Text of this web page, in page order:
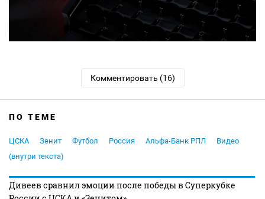
Комментировать (16)
ПО ТЕМЕ
ЦСКА Зенит Футбол Россия Альфа-Банк РПЛ
Видео
(внутри текста)
Дивеев сравнил эмоции после победы в Суперкубке